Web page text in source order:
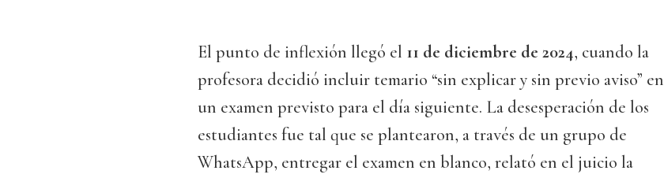
El punto de inflexión llegó el 11 de diciembre de 2024, cuando la
profesora decidió incluir temario “sin explicar y sin previo aviso” en
un examen previsto para el día siguiente. La desesperación de los
estudiantes fue tal que se plantearon, a través de un grupo de
WhatsApp, entregar el examen en blanco, relató en el juicio la